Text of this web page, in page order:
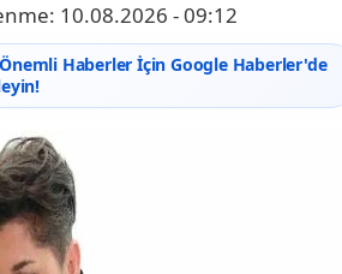
10.08.2026 - 09:12
Haberler İçin Google Haberler'de